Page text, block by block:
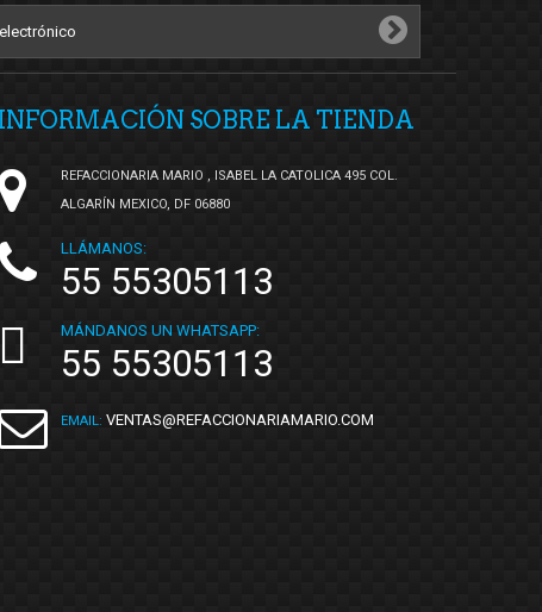
INFORMACIÓN SOBRE LA TIENDA
REFACCIONARIA MARIO , ISABEL LA CATOLICA 495 COL.
ALGARÍN MEXICO, DF 06880
LLÁMANOS:
55 55305113
MÁNDANOS UN WHATSAPP:
55 55305113
EMAIL: VENTAS@REFACCIONARIAMARIO.COM